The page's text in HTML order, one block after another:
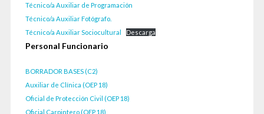
Técnico/a Auxiliar de Programación
Técnico/a Auxiliar Fotógrafo.
Técnico/a Auxiliar Sociocultural
Descarga
Personal Funcionario
BORRADOR BASES (C2)
Auxiliar de Clínica (OEP 18)
Oficial de Protección Civil (OEP 18)
Oficial Carpintero (OEP 18)